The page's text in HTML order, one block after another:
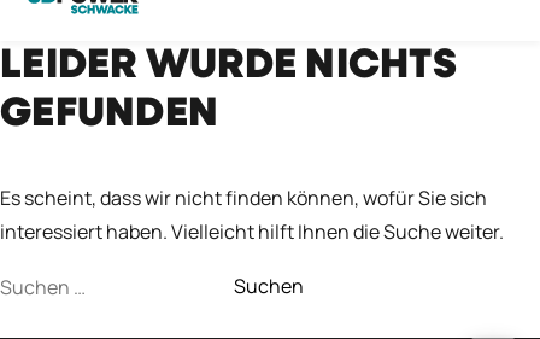
direkt
zum
Inhalt
Schwacke durchsuchen SCHLIESSEN
LEIDER WURDE NICHTS
GEFUNDEN
Es scheint, dass wir nicht finden können, wofür Sie sich
interessiert haben. Vielleicht hilft Ihnen die Suche weiter.
Suchen